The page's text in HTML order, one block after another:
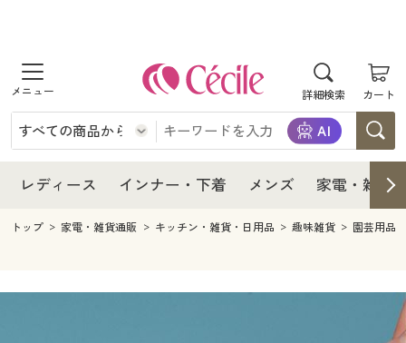
詳細検索 カート
商品を探す
レディース
レディースファッション
インナー・下着
インナー・下着通販すべて
メンズ
レディース インナー・下着 メンズ 家電・雑貨
レディース
レディース通販すべて
レディースファッション
インナー・下着
インナー・下着通販すべて
メンズ
トップ 家電・雑貨通販 キッチン・雑貨・日用品 趣味雑貨 園芸用品